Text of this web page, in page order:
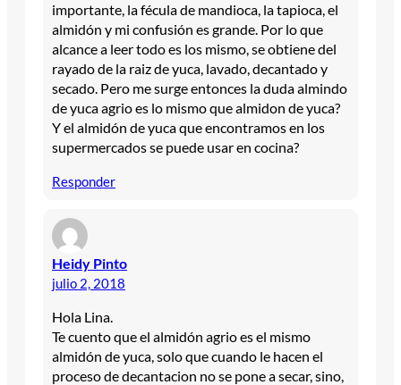
importante, la fécula de mandioca, la tapioca, el
almidón y mi confusión es grande. Por lo que
alcance a leer todo es los mismo, se obtiene del
rayado de la raiz de yuca, lavado, decantado y
secado. Pero me surge entonces la duda almindo
de yuca agrio es lo mismo que almidon de yuca?
Y el almidón de yuca que encontramos en los
supermercados se puede usar en cocina?
Responder
Heidy Pinto
julio 2, 2018
Hola Lina.
Te cuento que el almidón agrio es el mismo
almidón de yuca, solo que cuando le hacen el
proceso de decantacion no se pone a secar, sino,